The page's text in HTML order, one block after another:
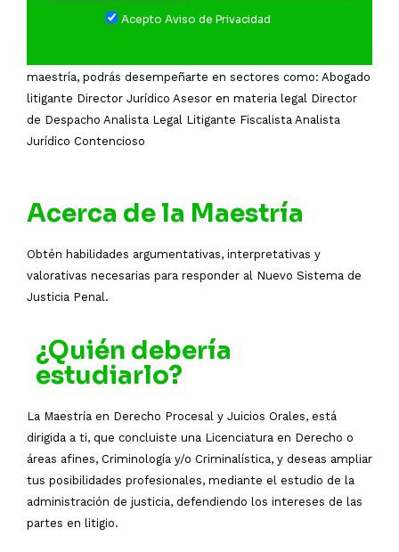
Acepto Aviso de Privacidad
Sabías que solo el 7.3% de personas que estudiaron una
maestría, podrás desempeñarte en sectores como: Abogado
litigante Director Jurídico Asesor en materia legal Director
de Despacho Analista Legal Litigante Fiscalista Analista
Jurídico Contencioso
Acerca de la Maestría
Obtén habilidades argumentativas, interpretativas y
valorativas necesarias para responder al Nuevo Sistema de
Justicia Penal.
¿Quién debería
estudiarlo?
La Maestría en Derecho Procesal y Juicios Orales, está
dirigida a ti, que concluiste una Licenciatura en Derecho o
áreas afines, Criminología y/o Criminalística, y deseas ampliar
tus posibilidades profesionales, mediante el estudio de la
administración de justicia, defendiendo los intereses de las
partes en litigio.